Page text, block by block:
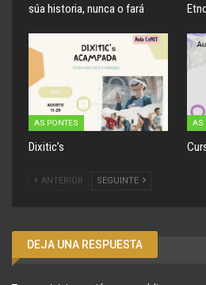
súa historia, nunca o fará
AS PONTES
Dixitic’s
AS
ANTERIOR SEGUINTE
DEJA UNA RESPUESTA